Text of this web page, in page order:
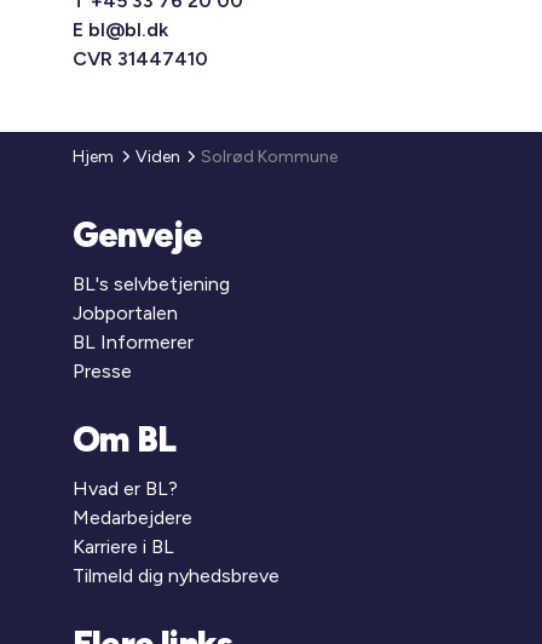
E bl@bl.dk
CVR 31447410
Hjem Viden Solrød Kommune
Genveje
BL's selvbetjening
Jobportalen
BL Informerer
Presse
Om BL
Hvad er BL?
Medarbejdere
Karriere i BL
Tilmeld dig nyhedsbreve